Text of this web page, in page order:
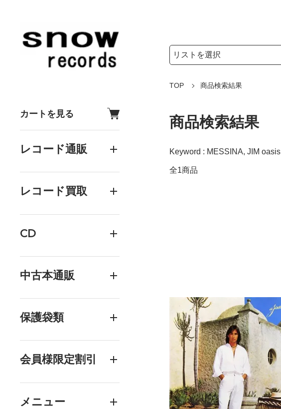
カートを見る
レコード通販
レコード買取
CD
中古本通販
保護袋類
会員様限定割引
メニュー
検索リストの選択
TOP 商品検索結果
商品検索結果
Keyword : MESSINA, JIM oasis
全1商品